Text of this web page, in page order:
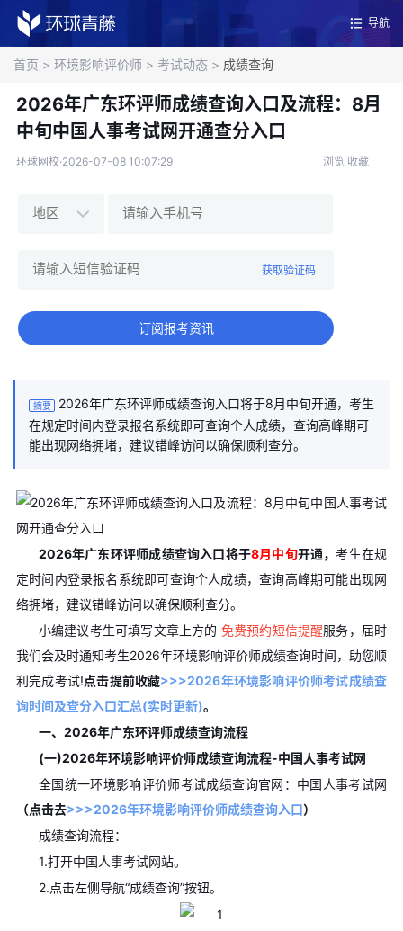
导航
首页 > 环境影响评价师 > 考试动态 > 成绩查询
2026年广东环评师成绩查询入口及流程：8月
中旬中国人事考试网开通查分入口
环球网校·2026-07-08 10:07:29 浏览 收藏
获取验证码
订阅报考资讯
摘要
2026年广东环评师成绩查询入口将于8月中旬开通，考生
在规定时间内登录报名系统即可查询个人成绩，查询高峰期可
能出现网络拥堵，建议错峰访问以确保顺利查分。
2026年广东环评师成绩查询入口将于8月中旬开通，考生在规
定时间内登录报名系统即可查询个人成绩，查询高峰期可能出现网
络拥堵，建议错峰访问以确保顺利查分。
小编建议考生可填写文章上方的 免费预约短信提醒服务，届时
我们会及时通知考生2026年环境影响评价师成绩查询时间，助您顺
利完成考试!点击提前收藏>>>2026年环境影响评价师考试成绩查
询时间及查分入口汇总(实时更新)。
一、2026年广东环评师成绩查询流程
(一)2026年环境影响评价师成绩查询流程-中国人事考试网
全国统一环境影响评价师考试成绩查询官网：中国人事考试网
（点击去>>>2026年环境影响评价师成绩查询入口）
成绩查询流程：
1.打开中国人事考试网站。
2.点击左侧导航“成绩查询”按钮。